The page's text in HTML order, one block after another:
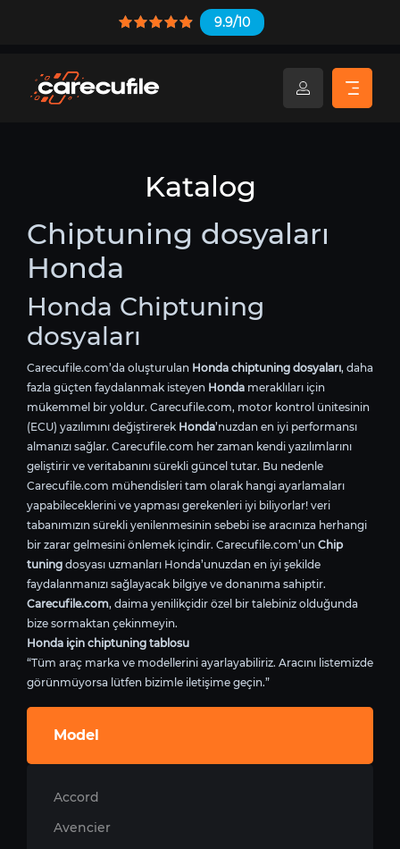
9.9/10
Katalog
Chiptuning dosyaları
Honda
Honda Chiptuning
dosyaları
Carecufile.com’da oluşturulan Honda chiptuning dosyaları, daha
fazla güçten faydalanmak isteyen Honda meraklıları için
mükemmel bir yoldur. Carecufile.com, motor kontrol ünitesinin
(ECU) yazılımını değiştirerek Honda’nuzdan en iyi performansı
almanızı sağlar. Carecufile.com her zaman kendi yazılımlarını
geliştirir ve veritabanını sürekli güncel tutar. Bu nedenle
Carecufile.com mühendisleri tam olarak hangi ayarlamaları
yapabileceklerini ve yapması gerekenleri iyi biliyorlar! veri
tabanımızın sürekli yenilenmesinin sebebi ise aracınıza herhangi
bir zarar gelmesini önlemek içindir. Carecufile.com’un Chip
tuning dosyası uzmanları Honda’unuzdan en iyi şekilde
faydalanmanızı sağlayacak bilgiye ve donanıma sahiptir.
Carecufile.com, daima yenilikçidir özel bir talebiniz olduğunda
bize sormaktan çekinmeyin.
Honda için chiptuning tablosu
“Tüm araç marka ve modellerini ayarlayabiliriz. Aracını listemizde
görünmüyorsa lütfen bizimle iletişime geçin.”
Model
Accord
Avencier